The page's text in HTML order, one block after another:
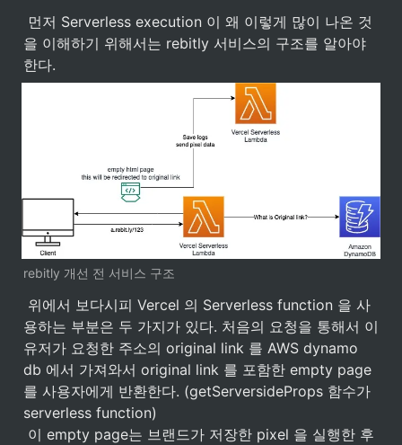
을 이해하기 위해서는 rebitly 서비스의 구조를 알아야
한다.
rebitly 개선 전 서비스 구조
용하는 부분은 두 가지가 있다. 처음의 요청을 통해서 이
유저가 요청한 주소의 original link 를 AWS dynamo
db 에서 가져와서 original link 를 포함한 empty page
를 사용자에게 반환한다. (getServersideProps 함수가
serverless function)